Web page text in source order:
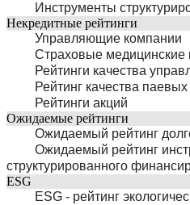
Инструменты
Некредитные рейтинги
Управляющие компании
Страховые медицинские
Рейтинги качества
Рейтинг качества
Рейтинги акций
Ожидаемые рейтинги
Ожидаемый рейтинг
Ожидаемый рейтинг
структурированного
ESG
ESG - рейтинг